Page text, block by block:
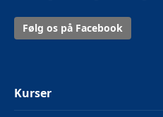
Følg os på Facebook
Kurser